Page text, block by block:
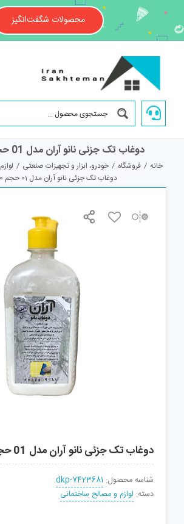
content
محصولات شگفت‌انگیز
دوغاب تک جزئی نانو آران مدل 01 حجم 450 گرم
خانه / فروشگاه / خودرو، ابزار و تجهیزات صنعتی /
دوغاب تک جزئی نانو آران مدل 01 حجم 450 گرم
دوغاب تک جزئی نانو آران مدل 01 حجم 450 گرم
شناسه محصول: dkp-7423681
دسته: لوازم و مصالح ساختمانی